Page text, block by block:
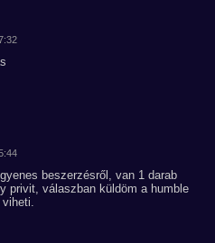
beszerzésről, van 1 darab
privit, válaszban küldöm a humble
viheti.